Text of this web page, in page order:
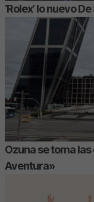
‘Rolex’ lo nuevo
Ozuna se toma
Aventura»